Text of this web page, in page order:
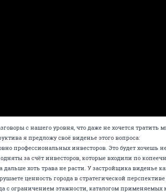
с нашего уровня, что даже не хочется тратить
я предложу своё виденье этого вопроса:
профессиональных инвесторов. Это будет хочешь
за счёт инвесторов, которые входили по
хоть трава не расти. У застройщика виденье
ценность города в стратегической перспективе
с ограничением этажности, каталогом применяемых